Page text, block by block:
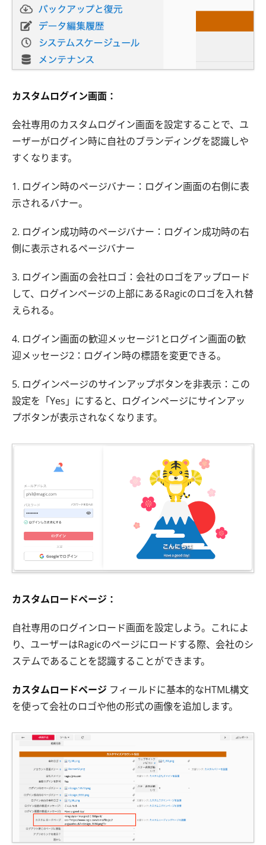
カスタムログイン画面：
会社専用のカスタムログイン画面を設定することで、ユ
ーザーがログイン時に自社のブランディングを認識しや
すくなります。
1. ログイン時のページバナー：ログイン画面の右側に表
示されるバナー。
2. ログイン成功時のページバナー：ログイン成功時の右
側に表示されるページバナー
3. ログイン画面の会社ロゴ：会社のロゴをアップロード
して、ログインページの上部にあるRagicのロゴを入れ替
えられる。
4. ログイン画面の歓迎メッセージ1とログイン画面の歓
迎メッセージ2：ログイン時の標語を変更できる。
5. ログインページのサインアップボタンを非表示：この
設定を「Yes」にすると、ログインページにサインアッ
プボタンが表示されなくなります。
カスタムロードページ：
自社専用のログインロード画面を設定しよう。これによ
り、ユーザーはRagicのページにロードする際、会社のシ
ステムであることを認識することができます。
カスタムロードページ フィールドに基本的なHTML構文
を使って会社のロゴや他の形式の画像を追加します。